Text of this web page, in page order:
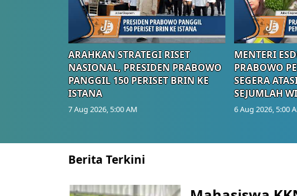
ARAHKAN STRATEGI RISET
NASIONAL, PRESIDEN PRABOWO
PANGGIL 150 PERISET BRIN KE
ISTANA
7 Aug 2026, 5:00 AM
MENTERI
PRABOWO
SEGERA
SEJUMLAH
6 Aug 2026, 5:00
Berita Terkini